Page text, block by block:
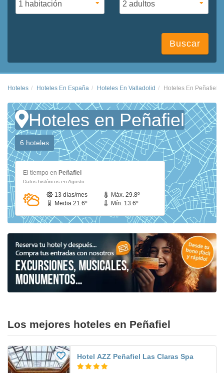
Buscar
Hoteles Hoteles En España Hoteles En Valladolid Hoteles En Peñafiel
Hoteles en Peñafiel
6 hoteles
El tiempo en Peñafiel
Datos históricos en Agosto
13 días/mes
Máx. 29.8º
Media 21.6º
Mín. 13.6º
Los mejores hoteles en Peñafiel
Hotel AZZ Peñafiel Las Claras Spa